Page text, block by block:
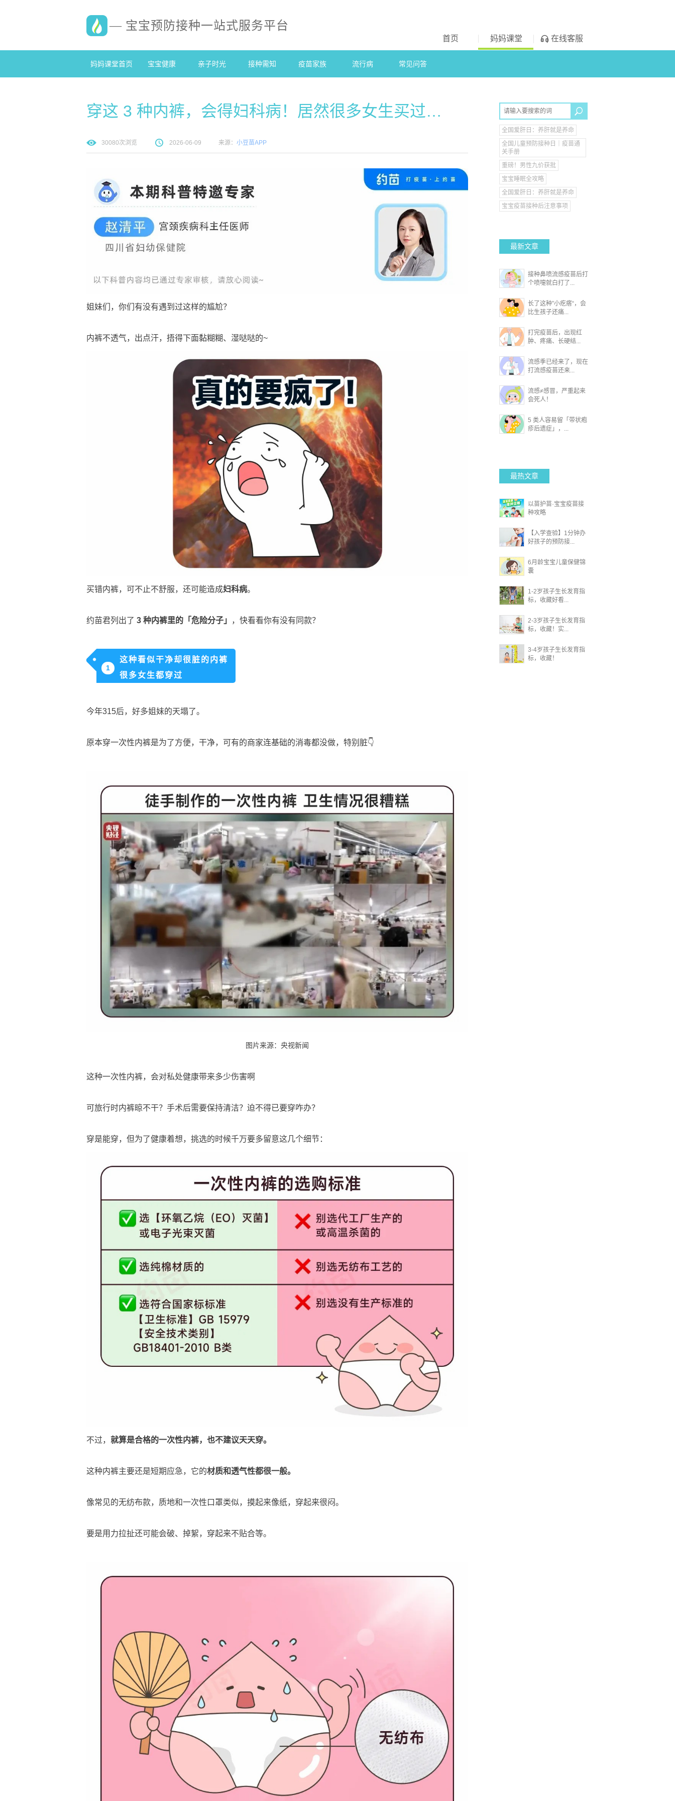
— 宝宝预防接种一站式服务平台
首页 妈妈课堂 在线客服
妈妈课堂首页 宝宝健康 亲子时光 接种需知 疫苗家族 流行病 常见问答
穿这 3 种内裤，会得妇科病！居然很多女生买过…
30080次浏览 2026-06-09 来源： 小豆苗APP
姐妹们，你们有没有遇到过这样的尴尬？
内裤不透气，出点汗，捂得下面黏糊糊、湿哒哒的~
买错内裤，可不止不舒服，还可能造成妇科病。
约苗君列出了 3 种内裤里的「危险分子」 ，快看看你有没有同款？
1
这种看似干净却很脏的内裤
很多女生都穿过
今年315后，好多姐妹的天塌了。
原本穿一次性内裤是为了方便，干净，可有的商家连基础的消毒都没做，特别脏👇
图片来源：央视新闻
这种一次性内裤，会对私处健康带来多少伤害啊
可旅行时内裤晾不干？手术后需要保持清洁？迫不得已要穿咋办？
穿是能穿，但为了健康着想，挑选的时候千万要多留意这几个细节：
不过， 就算是合格的一次性内裤，也不建议天天穿。
这种内裤主要还是短期应急，它的材质和透气性都很一般。
像常见的无纺布款，质地和一次性口罩类似，摸起来像纸，穿起来很闷。
要是用力拉扯还可能会破、掉絮，穿起来不贴合等。
全国爱肝日：养肝就是养命
全国儿童预防接种日｜疫苗通
关手册
重磅！男性九价获批
宝宝睡眠全攻略
全国爱肝日：养肝就是养命
宝宝疫苗接种后注意事项
最新文章
接种鼻喷流感疫苗后打
个喷嚏就白打了...
长了这种”小疙瘩“，会
比生孩子还痛...
打完疫苗后，出现红
肿、疼痛、长硬结...
流感季已经来了，现在
打流感疫苗还来...
流感≠感冒，严重起来
会死人！
5 类人容易留「带状疱
疹后遗症」，...
最热文章
以苗护苗·宝宝疫苗接
种攻略
【入学查验】1分钟办
好孩子的预防接...
6月龄宝宝儿童保健锦
囊
1-2岁孩子生长发育指
标，收藏好看...
2-3岁孩子生长发育指
标，收藏！实...
3-4岁孩子生长发育指
标，收藏！